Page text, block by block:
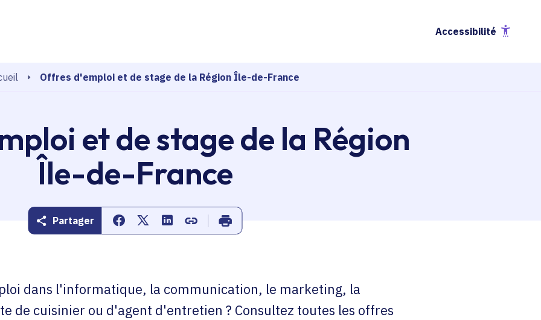
Accessibilité
Offres d'emploi et de stage de la Région Île-de-France
et de stage de la Région
Île-de-France
Partager Partager sur Facebook
Partager sur Twitter
Partager sur Linkedin
Copier dans le presse-papier
Imprimer
dans l'informatique, la communication, le marketing, la
de cuisinier ou d'agent d'entretien ? Consultez toutes les offres